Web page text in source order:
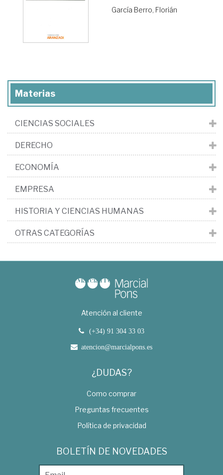
García Berro, Florián
Materias
CIENCIAS SOCIALES
DERECHO
ECONOMÍA
EMPRESA
HISTORIA Y CIENCIAS HUMANAS
OTRAS CATEGORÍAS
Atención al cliente
(+34) 91 304 33 03
atencion@marcialpons.es
¿DUDAS?
Como comprar
Preguntas frecuentes
Política de privacidad
BOLETÍN DE NOVEDADES